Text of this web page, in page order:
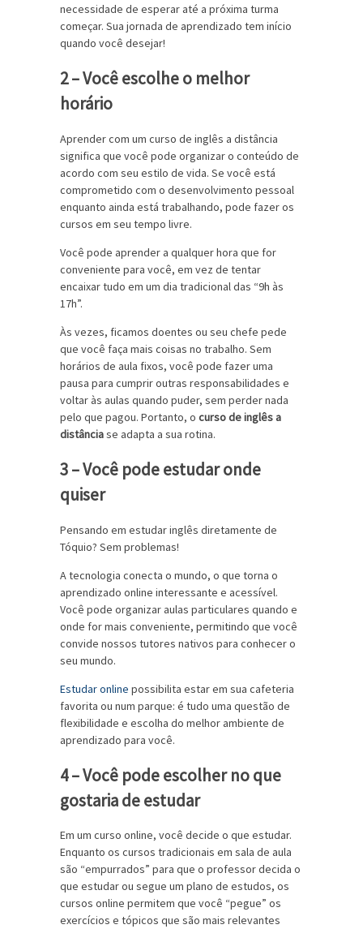
necessidade de esperar até a próxima turma
começar. Sua jornada de aprendizado tem início
quando você desejar!
2 – Você escolhe o melhor
horário
Aprender com um curso de inglês a distância
significa que você pode organizar o conteúdo de
acordo com seu estilo de vida. Se você está
comprometido com o desenvolvimento pessoal
enquanto ainda está trabalhando, pode fazer os
cursos em seu tempo livre.
Você pode aprender a qualquer hora que for
conveniente para você, em vez de tentar
encaixar tudo em um dia tradicional das “9h às
17h”.
Às vezes, ficamos doentes ​​ou seu chefe pede
que você faça mais coisas no trabalho. Sem
horários de aula fixos, você pode fazer uma
pausa para cumprir outras responsabilidades e
voltar às aulas quando puder, sem perder nada
pelo que pagou. Portanto, o curso de inglês a
distânciase adapta a sua rotina.
3 – Você pode estudar onde
quiser
Pensando em estudar inglês diretamente de
Tóquio? Sem problemas!
A tecnologia conecta o mundo, o que torna o
aprendizado online interessante e acessível.
Você pode organizar aulas particulares quando e
onde for mais conveniente, permitindo que você
convide nossos tutores nativos para conhecer o
seu mundo.
Estudar online possibilita estar em sua cafeteria
favorita ou num parque: é tudo uma questão de
flexibilidade e escolha do melhor ambiente de
aprendizado para você.
4 – Você pode escolher no que
gostaria de estudar
Em um curso online, você decide o que estudar.
Enquanto os cursos tradicionais em sala de aula
são “empurrados” para que o professor decida o
que estudar ou segue um plano de estudos, os
cursos online permitem que você “pegue” os
exercícios e tópicos que são mais relevantes